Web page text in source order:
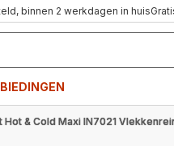
binnen 2 werkdagen in huis
Hot & Cold Maxi IN7021